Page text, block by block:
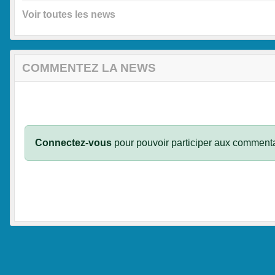
Voir toutes les news
COMMENTEZ LA NEWS
Connectez-vous pour pouvoir participer aux